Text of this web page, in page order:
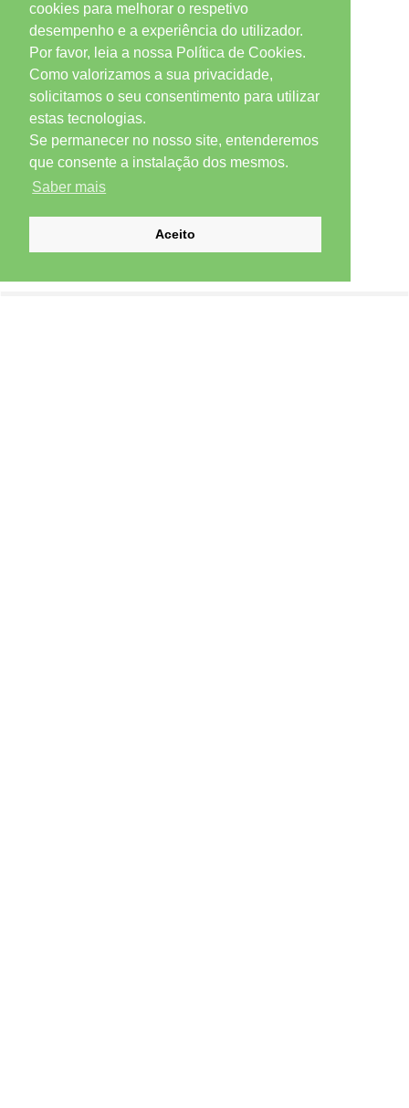
cookies para melhorar o respetivo
desempenho e a experiência do utilizador.
Por favor, leia a nossa Política de Cookies.
Como valorizamos a sua privacidade,
solicitamos o seu consentimento para utilizar
estas tecnologias.
Se permanecer no nosso site, entenderemos
que consente a instalação dos mesmos.
Saber mais
Aceito